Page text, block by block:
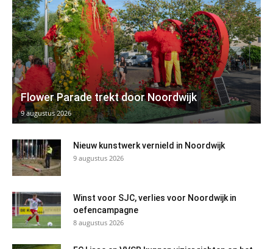
Flower Parade trekt door Noordwijk
9 augustus 2026
Nieuw kunstwerk vernield in Noordwijk
9 augustus 2026
Winst voor SJC, verlies voor Noordwijk in
oefencampagne
8 augustus 2026